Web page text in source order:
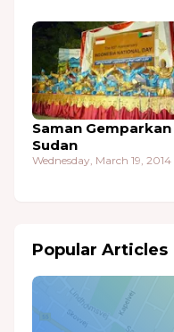
Saman Gemparkan
Sudan
Wednesday, March 19, 2014
Popular Articles